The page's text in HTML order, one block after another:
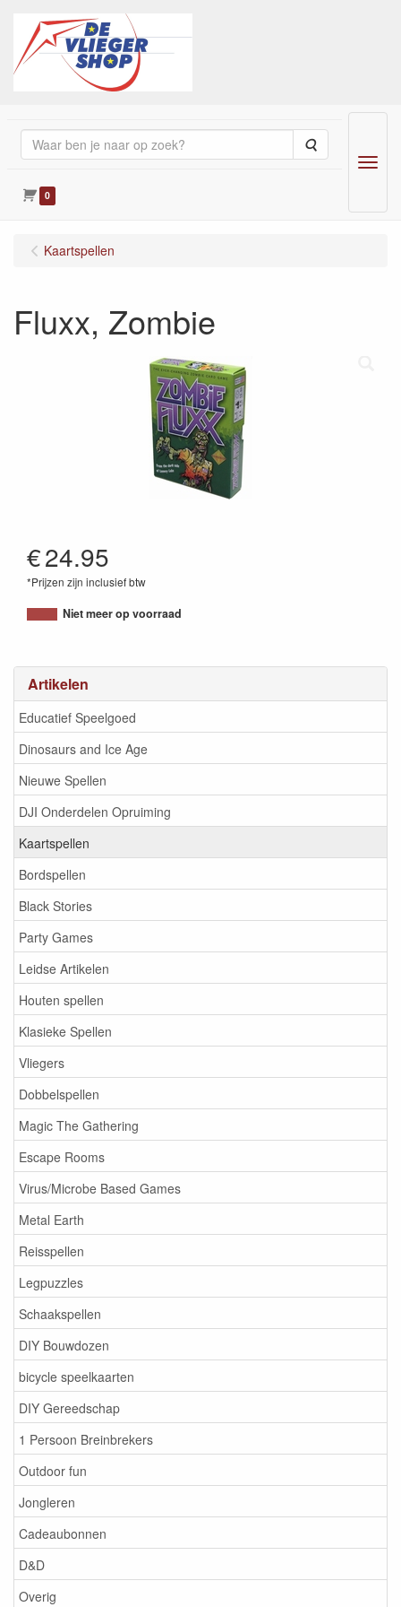
Zoeken
0
Menu
Artikelen
Educatief Speelgoed
Dinosaurs and Ice Age
Nieuwe Spellen
DJI Onderdelen Opruiming
Kaartspellen
Bordspellen
Black Stories
Party Games
Leidse Artikelen
Houten spellen
Klasieke Spellen
Vliegers
Dobbelspellen
Magic The Gathering
Escape Rooms
Virus/Microbe Based Games
Metal Earth
Reisspellen
Legpuzzles
Schaakspellen
DIY Bouwdozen
bicycle speelkaarten
DIY Gereedschap
1 Persoon Breinbrekers
Outdoor fun
Jongleren
Cadeaubonnen
D&D
Overig
Kaartspellen
Fluxx, Zombie
€24.95
*Prijzen zijn inclusief btw
9781929780662
Niet meer op voorraad